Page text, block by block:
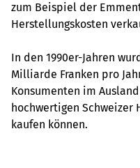
zum Beispiel der
Herstellungskosten
In den 1990er-Jahren
Milliarde Franken pro
Konsumenten im
hochwertigen Schweizer
kaufen können.